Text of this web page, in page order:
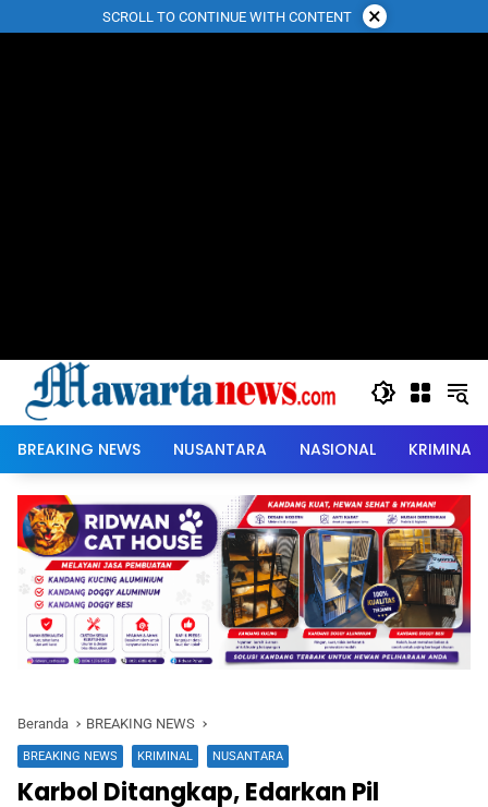
ke
SCROLL TO CONTINUE WITH CONTENT ×
BREAKING NEWS NUSANTARA NASIONAL KRIMINAL
Beranda BREAKING NEWS
BREAKING NEWS KRIMINAL NUSANTARA
Karbol Ditangkap, Edarkan Pil